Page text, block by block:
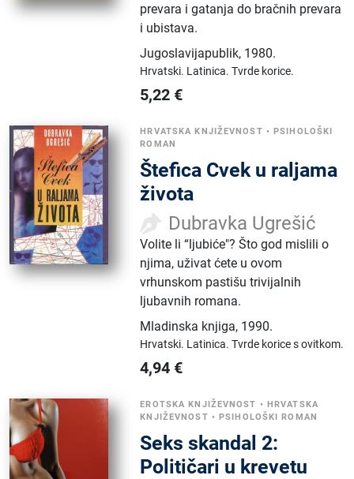
prevara i gatanja do bračnih prevara
i ubistava.
Jugoslavijapublik, 1980.
Hrvatski. Latinica.Tvrde korice.
5,22 €
HRVATSKA KNJIŽEVNOST •PSIHOLOŠKI
ROMAN
Štefica Cvek u raljama
života
Dubravka Ugrešić
Volite li “ljubiće"? Što god mislili o
njima, uživat ćete u ovom
vrhunskom pastišu trivijalnih
ljubavnih romana.
Mladinska knjiga, 1990.
Hrvatski. Latinica.Tvrde korice s ovitkom.
4,94 €
EROTSKA KNJIŽEVNOST • HRVATSKA
KNJIŽEVNOST •PSIHOLOŠKI ROMAN
Seks skandal 2:
Političari u krevetu